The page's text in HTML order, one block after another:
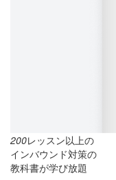
200レッスン以上の
インバウンド対策の
教科書が学び放題